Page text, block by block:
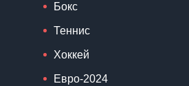
Бокс
Теннис
Хоккей
Евро-2024